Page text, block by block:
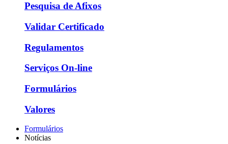
Pesquisa de Afixos
Validar Certificado
Regulamentos
Serviços On-line
Formulários
Valores
Formulários
Notícias